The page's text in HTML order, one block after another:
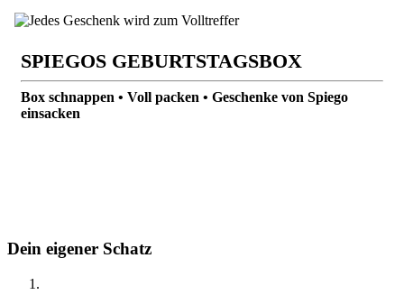
SPIEGOS GEBURTSTAGSBOX
Box schnappen • Voll packen • Geschenke von Spiego
einsacken
Dein eigener Schatz